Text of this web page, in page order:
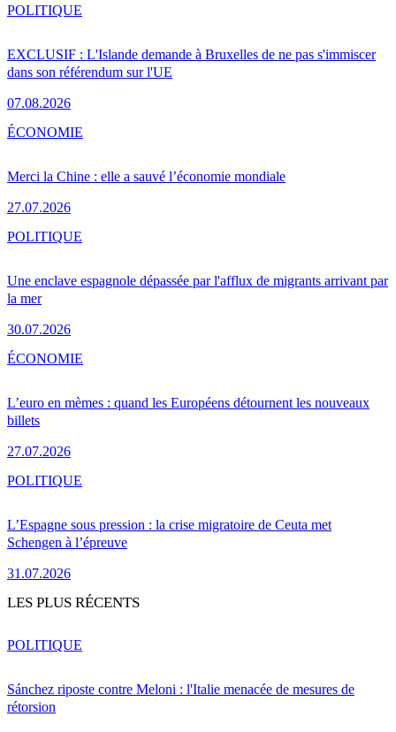
EXCLUSIF : L'Islande demande à Bruxelles de ne pas s'immiscer
dans son référendum sur l'UE
07.08.2026
POLITIQUE
Merci la Chine : elle a sauvé l’économie mondiale
27.07.2026
ÉCONOMIE
Une enclave espagnole dépassée par l'afflux de migrants arrivant par
la mer
30.07.2026
POLITIQUE
L’euro en mèmes : quand les Européens détournent les nouveaux
billets
27.07.2026
ÉCONOMIE
L’Espagne sous pression : la crise migratoire de Ceuta met
Schengen à l’épreuve
31.07.2026
POLITIQUE
LES PLUS RÉCENTS
Sánchez riposte contre Meloni : l'Italie menacée de mesures de
rétorsion
POLITIQUE